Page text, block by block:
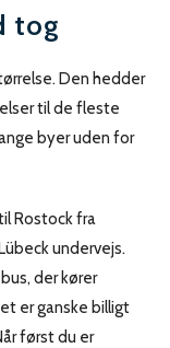
tog
Den hedder
til de fleste
byer uden for
Rostock fra
undervejs.
der kører
er ganske billigt
først du er